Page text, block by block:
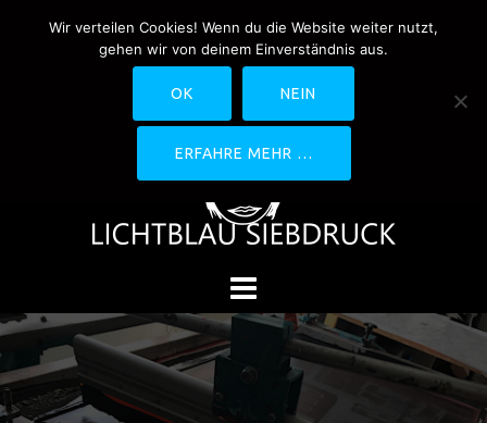
0170-4800361
drucken@lichtblau-
siebdruck.de
Schwedlerstraße 1 - 5 60314
Wir verteilen Cookies! Wenn du die Website weiter nutzt,
gehen wir von deinem Einverständnis aus.
OK NEIN
ERFAHRE MEHR …